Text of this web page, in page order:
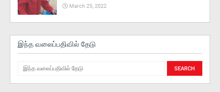
March 25, 2022
இந்த வலைப்பதிவில் தேடு